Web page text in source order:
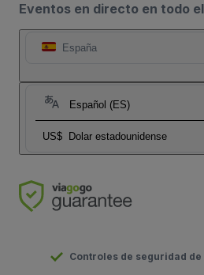
Eventos en directo en todo
España
Español (ES)
US$ Dolar estadounidense
Controles de seguridad